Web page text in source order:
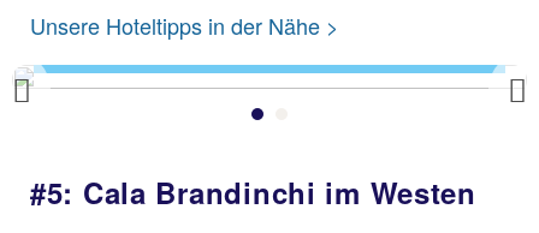
Unsere Hoteltipps in der Nähe >
Previous
Goloritze
#5: Cala Brandinchi im Westen